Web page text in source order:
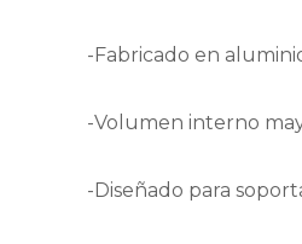
-Fabricado en
-Volumen interno
-Diseñado para